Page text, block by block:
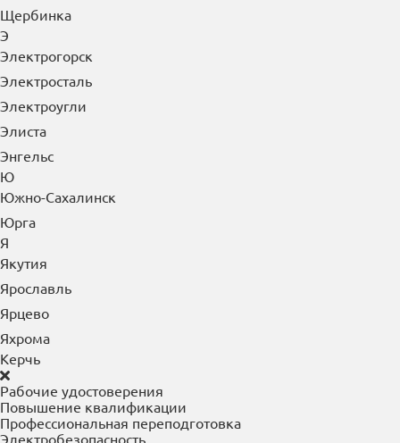
Щербинка
Э
Электрогорск
Электросталь
Электроугли
Элиста
Энгельс
Ю
Южно-Сахалинск
Юрга
Я
Якутия
Ярославль
Ярцево
Яхрома
Керчь
Рабочие удостоверения
Повышение квалификации
Профессиональная переподготовка
Электробезопасность